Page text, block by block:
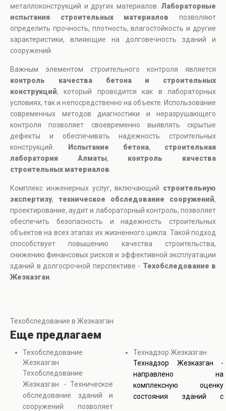
металлоконструкций и других материалов. Лабораторные
испытания строительных материалов позволяют
определить прочность, плотность, влагостойкость и другие
характеристики, влияющие на долговечность зданий и
сооружений.
Важным элементом строительного контроля является
контроль качества бетона и строительных
конструкций, который проводится как в лабораторных
условиях, так и непосредственно на объекте. Использование
современных методов диагностики и неразрушающего
контроля позволяет своевременно выявлять скрытые
дефекты и обеспечивать надежность строительных
конструкций.
Испытание бетона, строительная
лаборатория Алматы, контроль качества
строительных материалов
Комплекс инженерных услуг, включающий строительную
экспертизу, техническое обследование сооружений,
проектирование, аудит и лабораторный контроль, позволяет
обеспечить безопасность и надежность строительных
объектов на всех этапах их жизненного цикла. Такой подход
способствует повышению качества строительства,
снижению финансовых рисков и эффективной эксплуатации
зданий в долгосрочной перспективе - Техобследование в
Жезказган
Техобследование в Жезказган
Еще предлагаем
Техобследование
Жезказган
Техобследование
Жезказган - Техническое
обследование зданий и
сооружений позволяет
Технадзор Жезказган
Технадзор Жезказган -
направлено на
комплексную оценку
состояния зданий с